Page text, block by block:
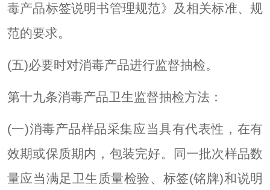
毒产品标签说明书管理规范》及相关标准、规
范的要求。
(五)必要时对消毒产品进行监督抽检。
第十九条消毒产品卫生监督抽检方法：
(一)消毒产品样品采集应当具有代表性，在有
效期或保质期内，包装完好。同一批次样品数
量应当满足卫生质量检验、标签(铭牌)和说明